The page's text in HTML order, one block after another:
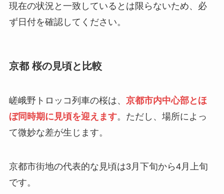
現在の状況と一致しているとは限らないため、必
ず日付を確認してください。
京都 桜の見頃と比較
嵯峨野トロッコ列車の桜は、 京都市内中心部とほ
ぼ同時期に見頃を迎えます。ただし、場所によっ
て微妙な差が生じます。
京都市街地の代表的な見頃は3月下旬から4月上旬
です。